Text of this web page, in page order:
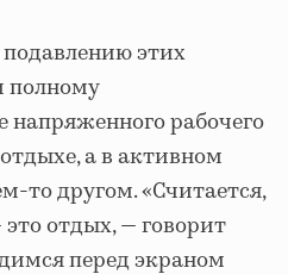
этих
полному
напряженного рабочего
а в активном
то другом. «Считается,
отдых, — говорит
перед экраном